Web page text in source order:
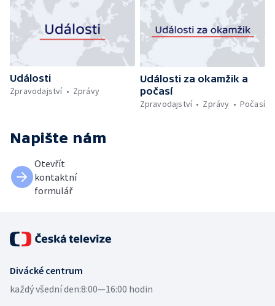
Události
Zpravodajství
Zprávy
Události za okamžik a
počasí
Zpravodajství
Zprávy Počasí
Napište nám
Otevřít
kontaktní
formulář
Divácké centrum
každý všední den:8:00—16:00 hodin